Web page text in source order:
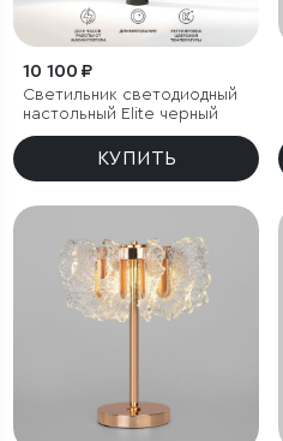
10 100 ₽
Светильник светодиодный
настольный Elite черный
КУПИТЬ